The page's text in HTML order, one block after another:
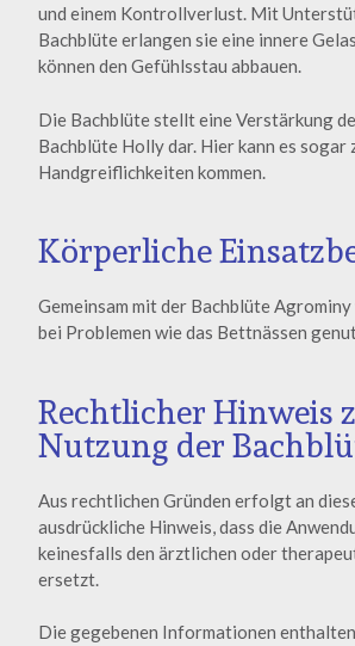
und einem Kontrollverlust. Mit
Bachblüte erlangen sie eine innere
können den Gefühlsstau abbauen.
Die Bachblüte stellt eine Verstärkung
Bachblüte Holly dar. Hier kann es sogar
Handgreiflichkeiten kommen.
Körperliche
Gemeinsam mit der Bachblüte
bei Problemen wie das Bettnässen
Rechtlicher Hinweis
Nutzung der
Aus rechtlichen Gründen erfolgt an
ausdrückliche Hinweis, dass die
keinesfalls den ärztlichen oder
ersetzt.
Die gegebenen Informationen